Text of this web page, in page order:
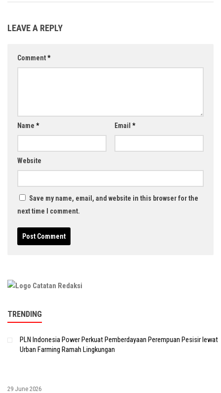
LEAVE A REPLY
Comment*
Name * Email *
Website
Save my name, email, and website in this browser for the
next time I comment.
TRENDING
PLN Indonesia Power Perkuat Pemberdayaan Perempuan Pesisir lewat
Urban Farming Ramah Lingkungan
29 June 2026